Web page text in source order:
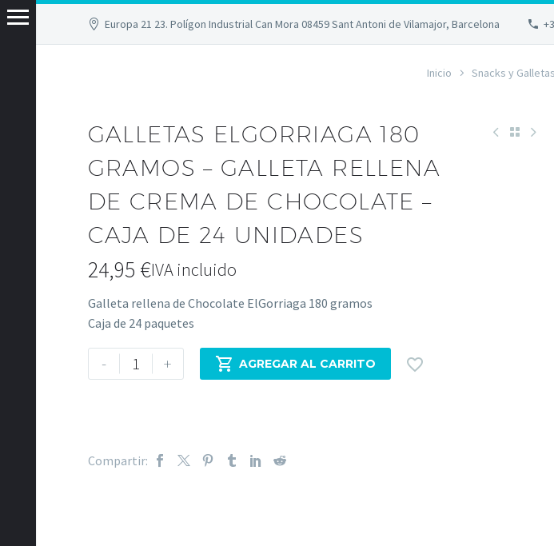
Europa 21 23. Polígon Industrial Can Mora 08459 Sant Antoni de Vilamajor, Barcelona
Inicio Snacks y Galletas
GALLETAS ELGORRIAGA 180
GRAMOS – GALLETA RELLENA
DE CREMA DE CHOCOLATE –
CAJA DE 24 UNIDADES
24,95 €IVA incluido
Galleta rellena de Chocolate ElGorriaga 180 gramos
Caja de 24 paquetes
-
Galletas
ElGorriaga
Galleta
+  AGREGAR AL CARRITO 
Compartir: